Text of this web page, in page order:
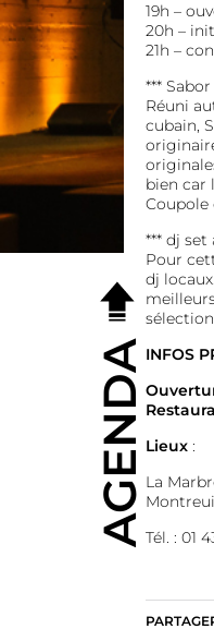
19h –
20h –
21h –
***
Réuni
cubain,
bien car
Coupole
*** dj set
Pour
dj
INFOS
Lieux:
La
Tél. : 01
AGENDA